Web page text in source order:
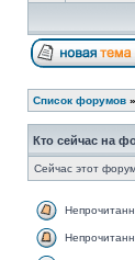
Список форумов »
Кто сейчас на
Сейчас этот